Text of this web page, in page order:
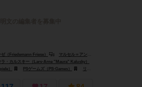
（Friedemann Friese）
マルセル＝アンドレ・カサソラ・メルクル（Marcel-Andre Casasola Merkle）
ラ・カルスキー（Lars-Arne "Maura" Kalusky）
）
PSゲームズ（PS-Games） リオ グランデ ゲームス（Rio Grande Games）